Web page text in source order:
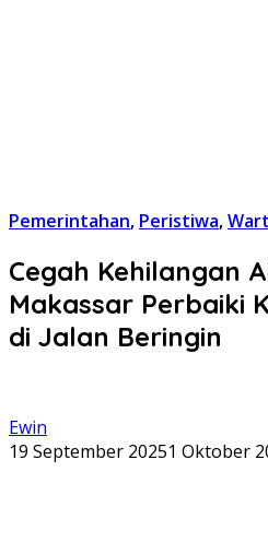
Pemerintahan, Peristiwa,
Cegah Kehilangan
Makassar Perbaiki
di Jalan Beringin
Ewin
19 September 20251 Oktober